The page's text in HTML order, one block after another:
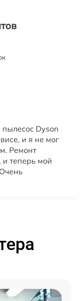
Dyson
и я не мог
Ремонт
и теперь мой